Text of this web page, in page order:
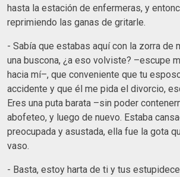
hasta la estación de enfermeras, y
reprimiendo las ganas de gritarle.
- Sabía que estabas aquí con la zorra de
una buscona, ¿a eso volviste? –escupe
hacia mí–, que conveniente que tu
accidente y que él me pida el divorcio,
Eres una puta barata –sin poder
abofeteo, y luego de nuevo. Estaba
preocupada y asustada, ella fue la gota
vaso.
- Basta, estoy harta de ti y tus